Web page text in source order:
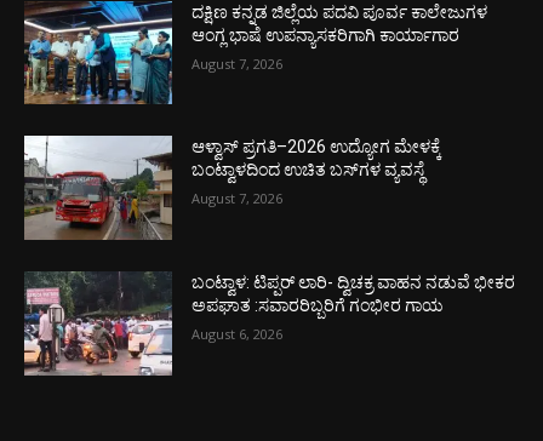
ದಕ್ಷಿಣ ಕನ್ನಡ ಜಿಲ್ಲೆಯ ಪದವಿ ಪೂರ್ವ ಕಾಲೇಜುಗಳ
ಆಂಗ್ಲ ಭಾಷೆ ಉಪನ್ಯಾಸಕರಿಗಾಗಿ ಕಾರ್ಯಾಗಾರ
August 7, 2026
ಆಳ್ವಾಸ್ ಪ್ರಗತಿ–2026 ಉದ್ಯೋಗ ಮೇಳಕ್ಕೆ
ಬಂಟ್ವಾಳದಿಂದ ಉಚಿತ ಬಸ್‌ಗಳ ವ್ಯವಸ್ಥೆ
August 7, 2026
ಬಂಟ್ವಾಳ: ಟಿಪ್ಪರ್ ಲಾರಿ- ದ್ವಿಚಕ್ರ ವಾಹನ ನಡುವೆ ಭೀಕರ
ಅಪಘಾತ :ಸವಾರರಿಬ್ಬರಿಗೆ ಗಂಭೀರ ಗಾಯ
August 6, 2026